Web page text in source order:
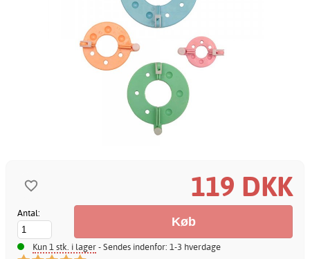
119 DKK
Antal:
Kun 1 stk. i lager- Sendes indenfor: 1-3 hverdage